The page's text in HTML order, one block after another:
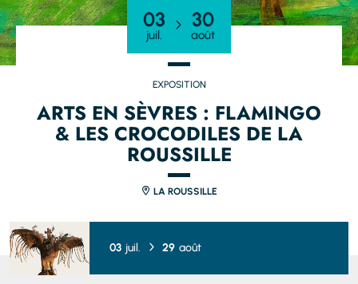
EXPOSITION
ARTS EN SÈVRES : FLAMINGO
& LES CROCODILES DE LA
ROUSSILLE
LA ROUSSILLE
03
juil.
30
août
03 juil. 29 août